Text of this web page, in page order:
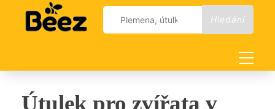
content
Vyhledávání
Útulek pro zvířata v